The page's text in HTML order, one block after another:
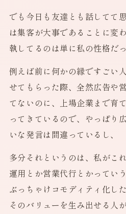
でも今日も友達とも話してて
は集客が大事であることに変
執してるのは単に私の性格だっ
例えば前に何かの縁ですごい
せてもらった際、全然広告や
てないのに、上場企業まで育
ってきているので、やっぱり
いな発言は間違っているし、
多分それというのは、私がこ
運用とか営業代行とかってい
ぶっちゃけコモディティ化し
そのバリューを生み出せる人